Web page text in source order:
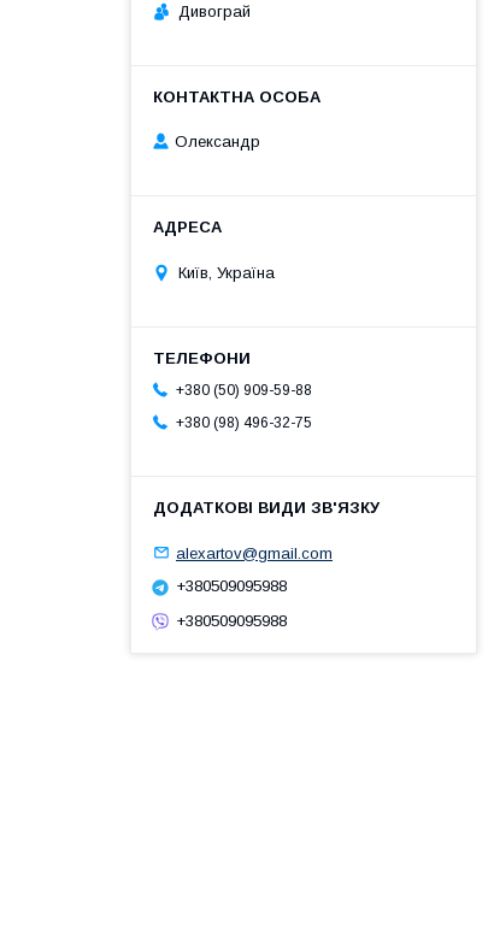
Дивограй
Олександр
Київ, Україна
+380 (50) 909-59-88
+380 (98) 496-32-75
alexartov@gmail.com
+380509095988
+380509095988